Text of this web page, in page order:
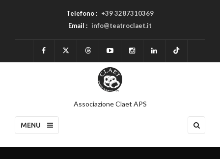
Telefono : +39 3287310369
Email : info@teatroclaet.it
Associazione Claet APS
MENU